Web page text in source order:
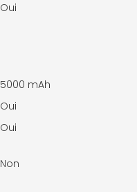
Oui
5000 mAh
Oui
Oui
Non